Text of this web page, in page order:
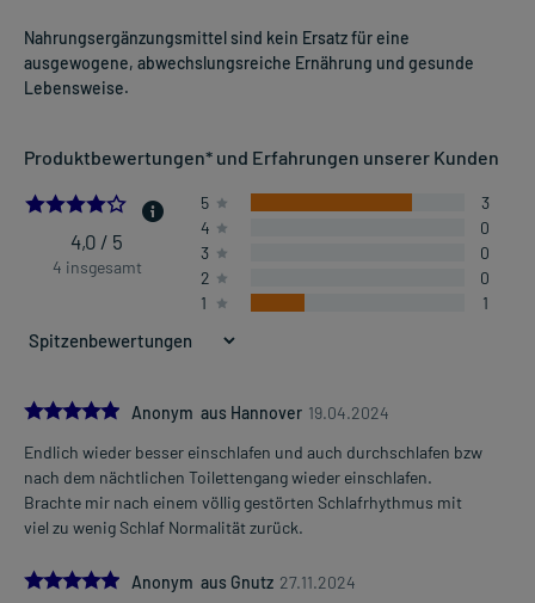
Nahrungsergänzungsmittel sind kein Ersatz für eine
ausgewogene, abwechslungsreiche Ernährung und gesunde
Lebensweise.
Produktbewertungen* und Erfahrungen unserer Kunden
4.0
4,0 / 5
4 insgesamt
5
3
4
0
3
0
2
0
1
1
5.0Anonym aus Hannover 19.04.2024
Endlich wieder besser einschlafen und auch durchschlafen bzw
nach dem nächtlichen Toilettengang wieder einschlafen.
Brachte mir nach einem völlig gestörten Schlafrhythmus mit
viel zu wenig Schlaf Normalität zurück.
5.0Anonym aus Gnutz 27.11.2024